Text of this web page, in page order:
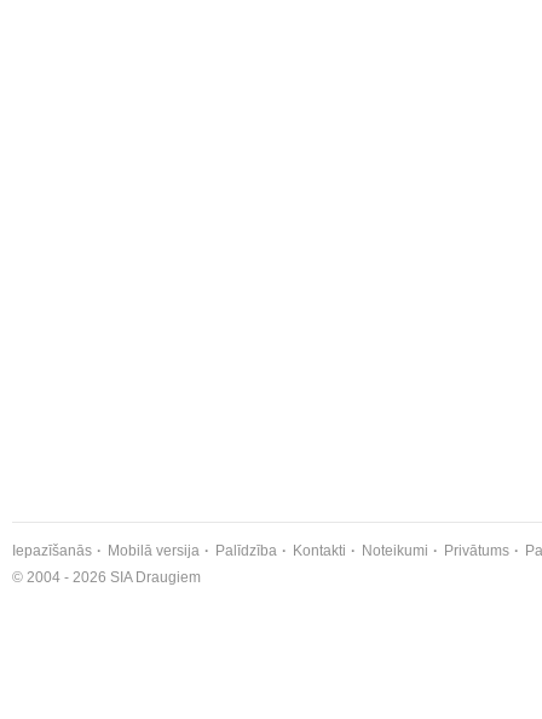
Iepazīšanās Mobilā versija Palīdzība Kontakti Noteikumi Privātums
© 2004 - 2026 SIA Draugiem